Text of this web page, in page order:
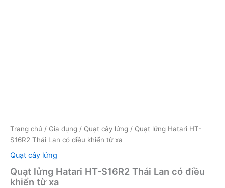
Trang chủ / Gia dụng / Quạt cây lửng / Quạt lửng Hatari HT-
S16R2 Thái Lan có điều khiển từ xa
Quạt cây lửng
Quạt lửng Hatari HT-S16R2 Thái Lan có điều
khiển từ xa